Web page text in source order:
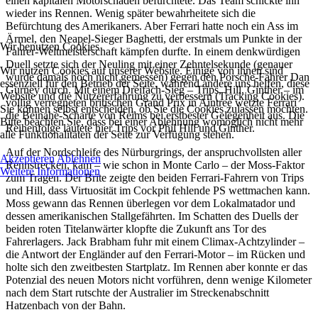
wieder ins Rennen. Wenig später bewahrheitete sich die
Befürchtung des Amerikaners. Aber Ferrari hatte noch ein Ass im
Ärmel, den Neapel-Sieger Baghetti, der erstmals um Punkte in der
Fahrer-Weltmeisterschaft kämpfen durfte. In einem denkwürdigen
Duell setzte sich der Neuling mit einer Zehntelsekunde (genauer
wurde damals noch nicht gemessen) gegen den Porsche-Fahrer Dan
Gurney durch. Mit einem Dreifach-Sieg – Trips, Hill, Ginther – im
völlig verregneten britischen Grand Prix in Aintree wetzte Ferrari
die Beinahe-Scharte von Reims bei erstbester Gelegenheit aus. Die
Reihenfolge lautete hier Trips vor Phil Hill und Ginther.
Auf der Nordschleife des Nürburgrings, der anspruchvollsten aller
Rennstrecken, kam – wie schon in Monte Carlo – der Moss-Faktor
zum Tragen. Der Brite zeigte den beiden Ferrari-Fahrern von Trips
und Hill, dass Virtuosität im Cockpit fehlende PS wettmachen kann.
Moss gewann das Rennen überlegen vor dem Lokalmatador und
dessen amerikanischen Stallgefährten. Im Schatten des Duells der
beiden roten Titelanwärter klopfte die Zukunft ans Tor des
Fahrerlagers. Jack Brabham fuhr mit einem Climax-Achtzylinder –
die Antwort der Engländer auf den Ferrari-Motor – im Rücken und
holte sich den zweitbesten Startplatz. Im Rennen aber konnte er das
Potenzial des neuen Motors nicht vorführen, denn wenige Kilometer
nach dem Start rutschte der Australier im Streckenabschnitt
Hatzenbach von der Bahn.
Wir benutzen Cookies
Wir nutzen Cookies auf unserer Website. Einige von ihnen sind
essenziell für den Betrieb der Seite, während andere uns helfen, diese
Website und die Nutzererfahrung zu verbessern (Tracking Cookies).
Sie können selbst entscheiden, ob Sie die Cookies zulassen möchten.
Bitte beachten Sie, dass bei einer Ablehnung womöglich nicht mehr
alle Funktionalitäten der Seite zur Verfügung stehen.
AkzeptierenAblehnen
Weitere Informationen